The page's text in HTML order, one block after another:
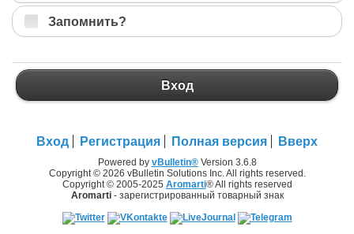
Запомнить?
Вход
Вход Регистрация Полная версия Вверх
Powered by vBulletin®Version 3.6.8
Copyright © 2026 vBulletin Solutions Inc. All rights reserved.
Copyright © 2005-2025 Aromarti® All rights reserved
Aromarti- зарегистрированный товарный знак